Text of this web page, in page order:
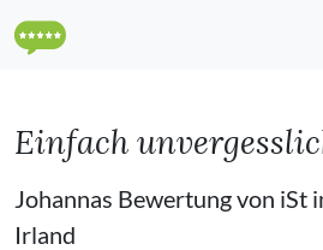
Einfach
Johannas Bewertung von iSt
Irland